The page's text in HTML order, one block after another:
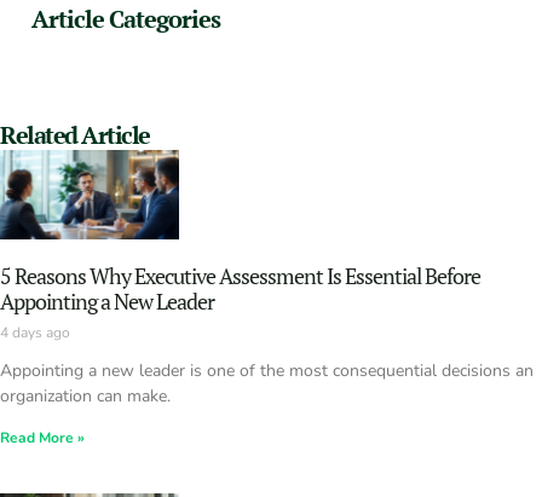
Article Categories
Related Article
5 Reasons Why Executive Assessment Is Essential Before
Appointing a New Leader
4 days ago
Appointing a new leader is one of the most consequential decisions an
organization can make.
Read More »